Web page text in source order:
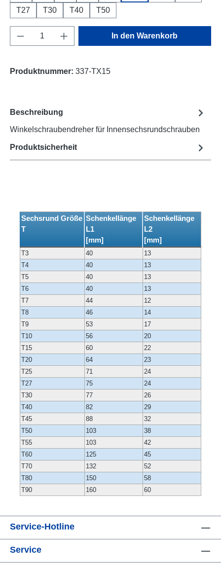
T27
T30 T40 T50
Produkt Anzahl: Gib den gewünschten
In den Warenkorb
Produktnummer: 337-TX15
Beschreibung
Winkelschraubendreher für Innensechsrundschrauben
Produktsicherheit
Sechsrund Größe
T
Schenkellänge
L1
[mm]
Schenkellänge
L2
[mm]
T3 40
13
T4
40
13
T5
40
13
T6
40
13
T7
44
12
T8
46
14
T9
53
17
T10
56
20
T15
60
22
T20
64
23
T25
71
24
T27
75
24
T30
77
26
T40
82
29
T45
88
32
T50
103
38
T55
103
42
T60
125
45
T70
132
52
T80
150
58
T90
160 60
Service-Hotline
Service